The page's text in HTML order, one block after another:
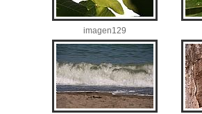
imagen129